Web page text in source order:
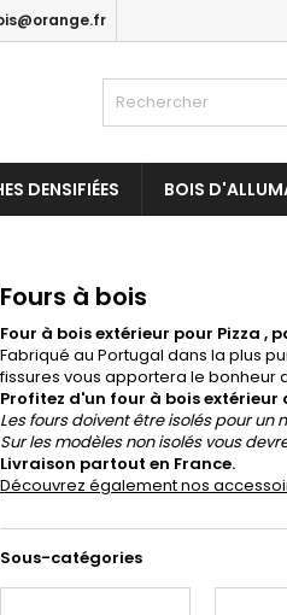
DENSIFIÉES BOIS
Fours à bois
Four à bois extérieur pour Pizza ,
Fabriqué au Portugal dans la plus
fissures vous apportera le bonheur
Profitez d'un four à bois
Les fours doivent être isolés pour
Sur les modèles non isolés vous
Livraison partout en France.
Découvrez également nos
Sous-catégories